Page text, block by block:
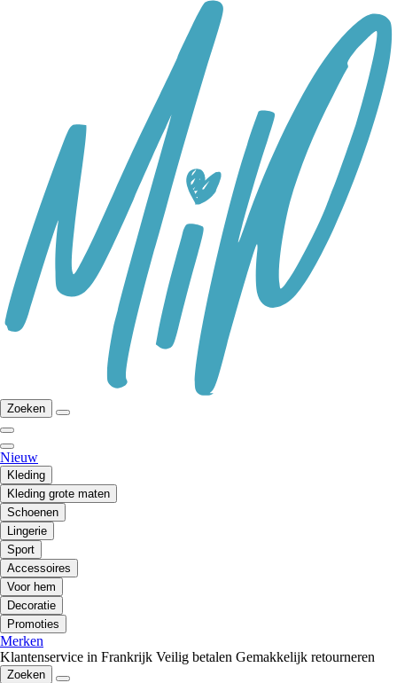
Zoeken
Nieuw
Kleding
Kleding grote maten
Schoenen
Lingerie
Sport
Accessoires
Voor hem
Decoratie
Promoties
Merken
Klantenservice in Frankrijk Veilig betalen Gemakkelijk retourneren
Zoeken